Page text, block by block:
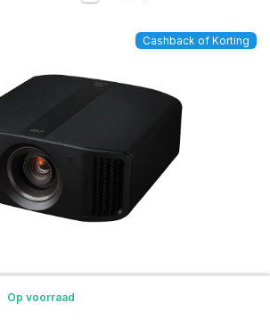
Cashback of Korting
Op voorraad